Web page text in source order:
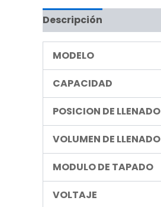
Descripción
MODELO
CAPACIDAD
POSICION DE LLENADO
VOLUMEN DE LLENADO
MODULO DE TAPADO
VOLTAJE